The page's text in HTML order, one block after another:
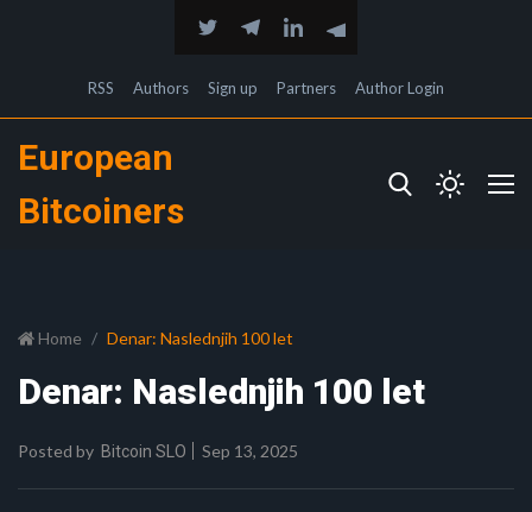
RSS Authors Sign up Partners Author Login
European
Bitcoiners
Home Denar: Naslednjih 100 let
Denar: Naslednjih 100 let
Posted by Bitcoin SLO Sep 13, 2025